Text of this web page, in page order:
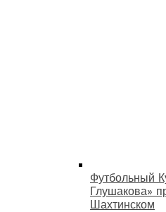
Футбольный
Глушакова»
Шахтинском